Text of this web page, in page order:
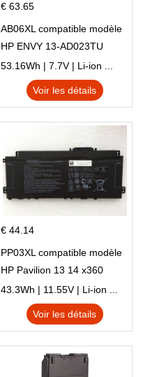
€ 63.65
AB06XL compatible modèle
HP ENVY 13-AD023TU
HSTNN-DB8C 921438-855
TPN-I128
53.16Wh | 7.7V | Li-ion ...
Voir les détails
€ 44.14
PP03XL compatible modèle
HP Pavilion 13 14 x360
L83388-AC1 L83388-421
HSTNN-LB8S M01118-421
M01144-005 13-BB 14-DV
43.3Wh | 11.55V | Li-ion ...
Voir les détails